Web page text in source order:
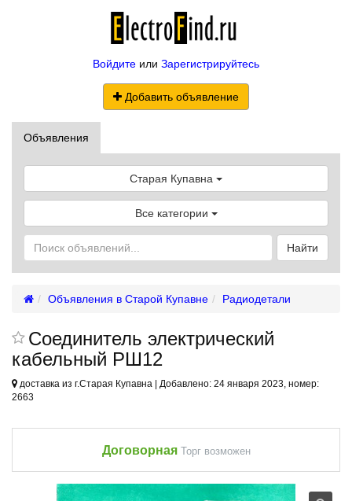
Войдите или Зарегистрируйтесь
Добавить объявление
Объявления
Старая Купавна
Все категории
Найти
Объявления в Старой Купавне Радиодетали
Соединитель электрический
кабельный РШ12
доставка из г.Старая Купавна | Добавлено: 24 января 2023, номер:
2663
Договорная Торг возможен